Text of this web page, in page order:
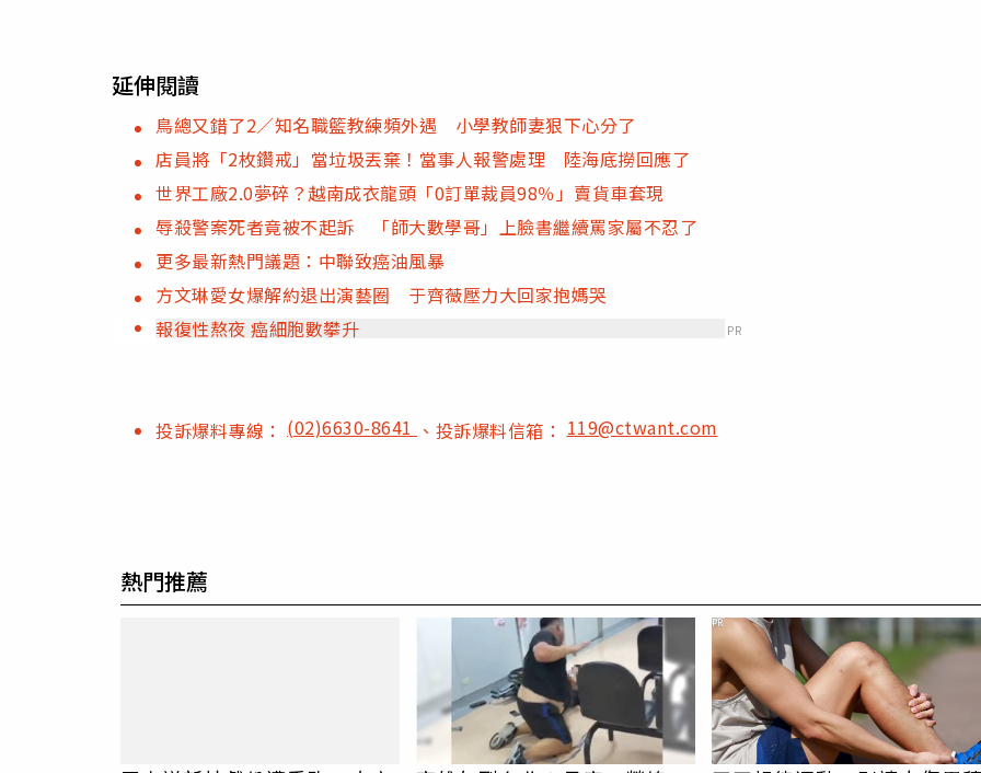
延伸閱讀
鳥總又錯了2／知名職籃教練頻外遇 小學教師妻狠下心分了
店員將「2枚鑽戒」當垃圾丟棄！當事人報警處理 陸海底撈回應了
世界工廠2.0夢碎？越南成衣龍頭「0訂單裁員98％」賣貨車套現
辱殺警案死者竟被不起訴 「師大數學哥」上臉書繼續罵家屬不忍了
更多最新熱門議題：中聯致癌油風暴
方文琳愛女爆解約退出演藝圈 于齊薇壓力大回家抱媽哭
報復性熬夜 癌細胞數攀升
PR
投訴爆料專線： (02)6630-8641 、投訴爆料信箱：119@ctwant.com
熱門推薦
PR